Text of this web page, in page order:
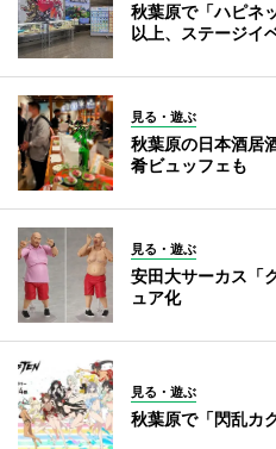
秋葉原で「ハピ
以上、ステージイ
見る・遊ぶ
秋葉原の日本酒居
肴ビュッフェも
見る・遊ぶ
安田大サーカス「
ュア化
見る・遊ぶ
秋葉原で「閃乱カ